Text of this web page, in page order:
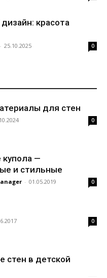
красота
- 25.10.2025 0
для стен
0
купола —
и стильные
- 01.05.2019 0
0
стен в детской